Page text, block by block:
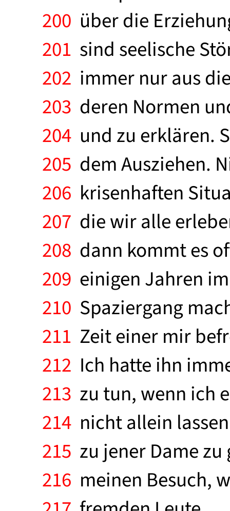
200 über die
201 sind seelische
202 immer nur aus
203 deren Normen
204 und zu erklären.
205 dem Ausziehen.
206 krisenhaften
207 die wir alle
208 dann kommt es
209 einigen Jahren
210 Spaziergang
211 Zeit einer mir
212 Ich hatte ihn
213 zu tun, wenn ich
214 nicht allein
215 zu jener Dame
216 meinen Besuch,